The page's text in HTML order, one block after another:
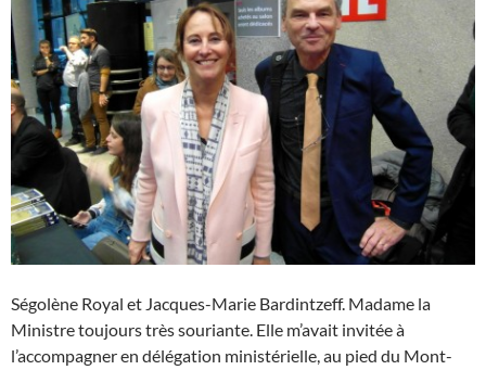
Ségolène Royal et Jacques-Marie Bardintzeff. Madame la
Ministre toujours très souriante. Elle m’avait invitée à
l’accompagner en délégation ministérielle, au pied du Mont-